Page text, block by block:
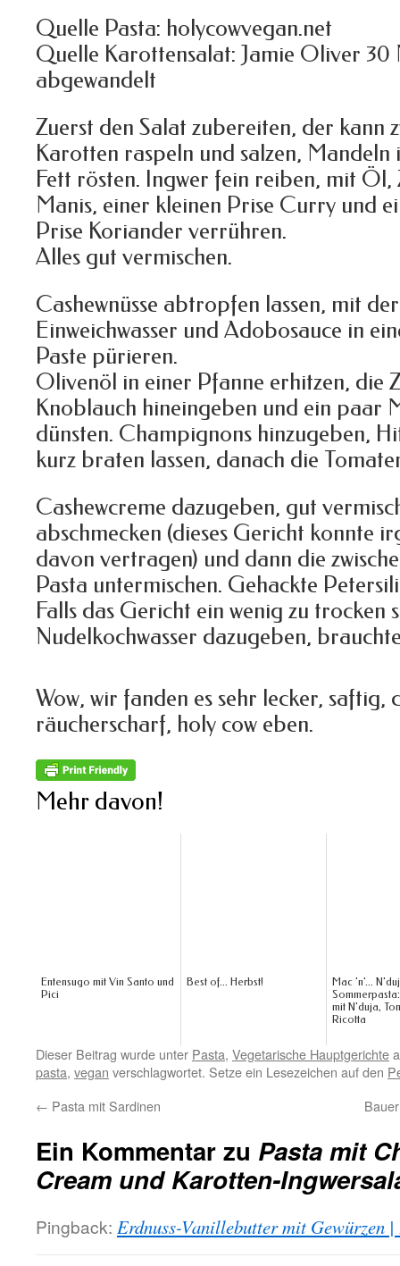
Quelle Pasta: holycowvegan.net
Quelle Karottensalat: Jamie Oliver 30
abgewandelt
Zuerst den Salat zubereiten, der kann
Karotten raspeln und salzen, Mandeln
Fett rösten. Ingwer fein reiben, mit
Manis, einer kleinen Prise Curry und
Prise Koriander verrühren.
Alles gut vermischen.
Cashewnüsse abtropfen lassen, mit
Einweichwasser und Adobosauce in
Paste pürieren.
Olivenöl in einer Pfanne erhitzen, die
Knoblauch hineingeben und ein paar
dünsten. Champignons hinzugeben,
kurz braten lassen, danach die
Cashewcreme dazugeben, gut
abschmecken (dieses Gericht konnte
davon vertragen) und dann die
Pasta untermischen. Gehackte
Falls das Gericht ein wenig zu trocken
Nudelkochwasser dazugeben,
Wow, wir fanden es sehr lecker, saftig,
räucherscharf, holy cow eben.
Mehr davon!
Entensugo mit Vin Santo und
Pici
Best of... Herbst!
Mac 'n'...
mit N'duja,
Ricotta
Dieser Beitrag wurde unter Pasta, Vegetarische Hauptgerichte
pasta, vegan verschlagwortet. Setze ein Lesezeichen auf den
← Pasta mit Sardinen
Ein Kommentar zu Pasta mit
Cream und Karotten-
Pingback: Erdnuss-Vanillebutter mit Gewürzen